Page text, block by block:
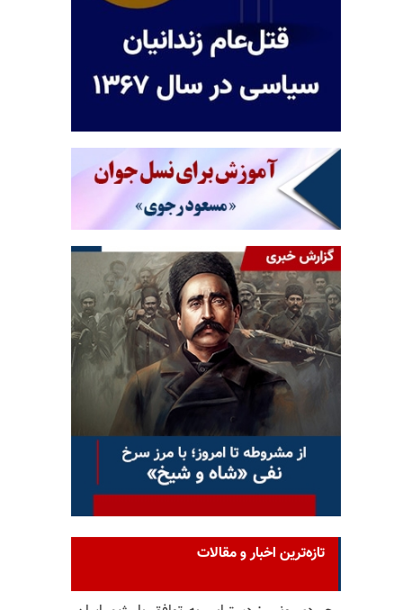
تازه‌ترین اخبار و مقالات